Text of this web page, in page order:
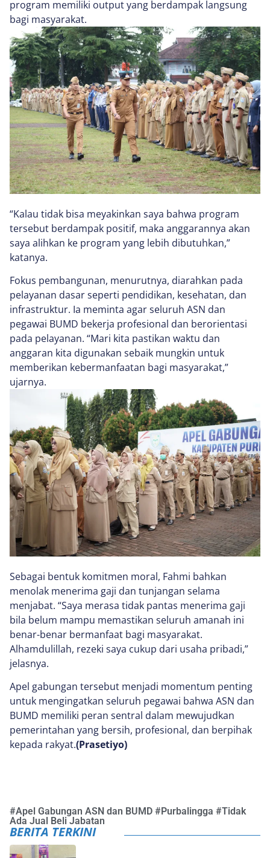
program memiliki output yang berdampak langsung
bagi masyarakat.
“Kalau tidak bisa meyakinkan saya bahwa program
tersebut berdampak positif, maka anggarannya akan
saya alihkan ke program yang lebih dibutuhkan,”
katanya.
Fokus pembangunan, menurutnya, diarahkan pada
pelayanan dasar seperti pendidikan, kesehatan, dan
infrastruktur. Ia meminta agar seluruh ASN dan
pegawai BUMD bekerja profesional dan berorientasi
pada pelayanan. “Mari kita pastikan waktu dan
anggaran kita digunakan sebaik mungkin untuk
memberikan kebermanfaatan bagi masyarakat,”
ujarnya.
Sebagai bentuk komitmen moral, Fahmi bahkan
menolak menerima gaji dan tunjangan selama
menjabat. “Saya merasa tidak pantas menerima gaji
bila belum mampu memastikan seluruh amanah ini
benar-benar bermanfaat bagi masyarakat.
Alhamdulillah, rezeki saya cukup dari usaha pribadi,”
jelasnya.
Apel gabungan tersebut menjadi momentum penting
untuk mengingatkan seluruh pegawai bahwa ASN dan
BUMD memiliki peran sentral dalam mewujudkan
pemerintahan yang bersih, profesional, dan berpihak
kepada rakyat.(Prasetiyo)
#Apel Gabungan ASN dan BUMD #Purbalingga #Tidak
Ada Jual Beli Jabatan
BERITA TERKINI